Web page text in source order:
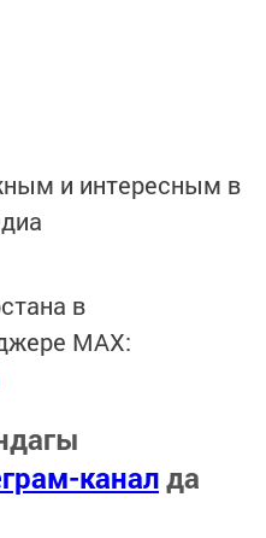
и интересным в
в
MАХ:
каналда